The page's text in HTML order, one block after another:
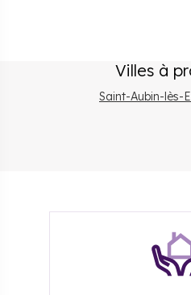
Villes à
Saint-Aubin-lès-